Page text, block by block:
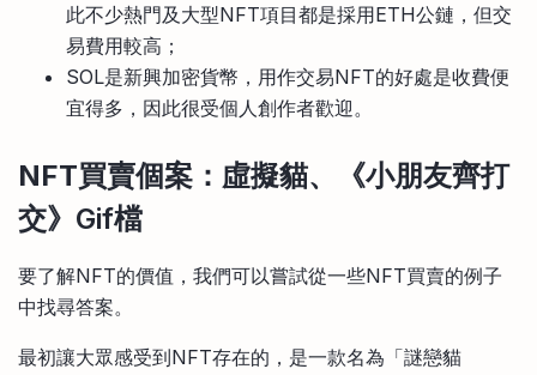
此不少熱門及大型NFT項目都是採用ETH公鏈，但交
易費用較高；
SOL是新興加密貨幣，用作交易NFT的好處是收費便
宜得多，因此很受個人創作者歡迎。
NFT買賣個案 ：虛擬貓、《小朋友齊打
交》Gif檔
要了解NFT的價值，我們可以嘗試從一些NFT買賣的例子
中找尋答案。
最初讓大眾感受到NFT存在的，是一款名為「謎戀貓